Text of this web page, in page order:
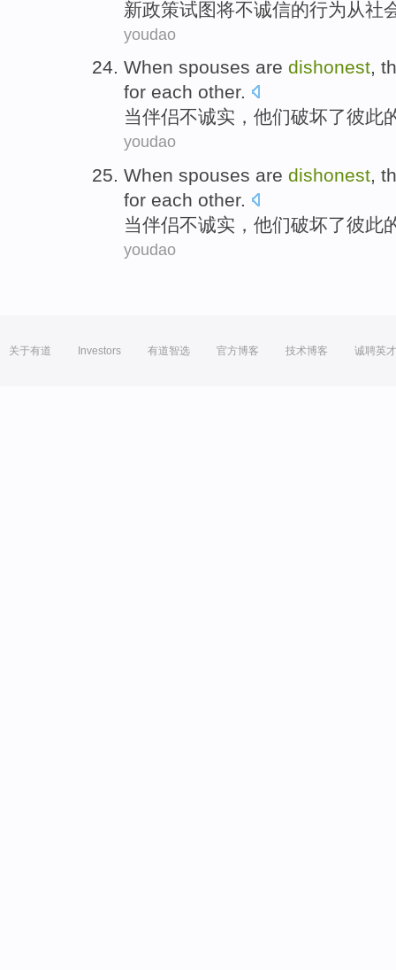
新政策试图将不诚信的行为 从社
youdao
When spouses are dishonest,
for each other.
当伴侣不诚实， 他们破坏了彼此
youdao
When spouses are dishonest,
for each other.
当伴侣不诚实， 他们破坏了彼此
youdao
关于有道 Investors 有道智选 官方博客 技术博客 诚聘英才